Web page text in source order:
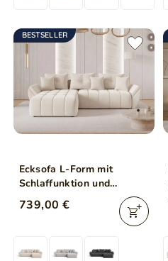
BESTSELLER
Ecksofa L-Form mit
Schlaffunktion und
Bettkasten Decor L Beige
739,00 €